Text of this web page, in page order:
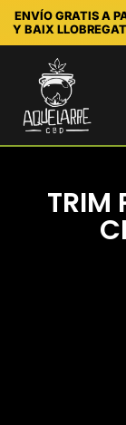
ENVÍO GRATIS A
Y BAIX
TRIM